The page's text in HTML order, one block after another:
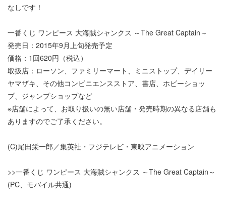
なしです！
一番くじ ワンピース 大海賊シャンクス ～The Great Captain～
発売日：2015年9月上旬発売予定
価格：1回620円（税込）
取扱店：ローソン、ファミリーマート、ミニストップ、デイリー
ヤマザキ、その他コンビニエンスストア、書店、ホビーショッ
プ、ジャンプショップなど
※店舗によって、お取り扱いの無い店舗・発売時期の異なる店舗も
ありますのでご了承ください。
(C)尾田栄一郎／集英社・フジテレビ・東映アニメーション
>>一番くじ ワンピース 大海賊シャンクス ～The Great Captain～
(PC、モバイル共通)